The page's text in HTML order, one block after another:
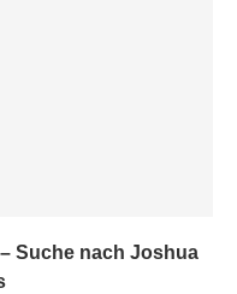
Suche nach Joshua